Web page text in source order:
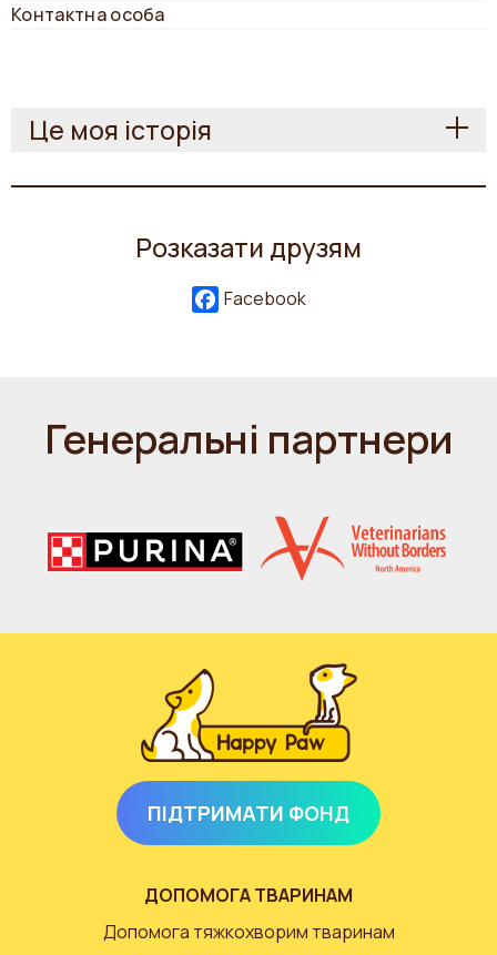
Контактна особа
Це моя історія
Розказати друзям
Facebook
Генеральні партнери
ПІДТРИМАТИ ФОНД
ДОПОМОГА ТВАРИНАМ
Допомога тяжкохворим тваринам